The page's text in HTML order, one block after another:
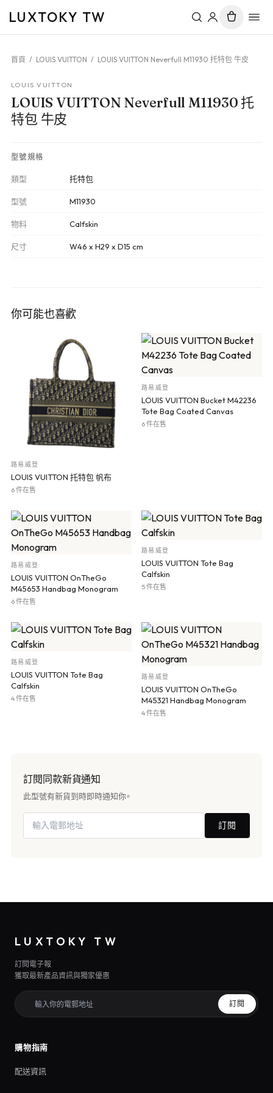
LUXTOKY TW
首頁 / LOUIS VUITTON / LOUIS VUITTON Neverfull M11930 托特包 牛皮
LOUIS VUITTON
LOUIS VUITTON Neverfull M11930 托
特包 牛皮
型號規格
類型 托特包
型號 M11930
物料 Calfskin
尺寸 W46 x H29 x D15 cm
你可能也喜歡
路易威登
LOUIS VUITTON 托特包 帆布
6 件在售
路易威登
LOUIS VUITTON Bucket M42236
Tote Bag Coated Canvas
6 件在售
路易威登
LOUIS VUITTON OnTheGo
M45653 Handbag Monogram
6 件在售
路易威登
LOUIS VUITTON Tote Bag
Calfskin
5 件在售
路易威登
LOUIS VUITTON Tote Bag
Calfskin
4 件在售
路易威登
LOUIS VUITTON OnTheGo
M45321 Handbag Monogram
4 件在售
訂閱同款新貨通知
此型號有新貨到時即時通知你。
訂閱
LUXTOKY TW
訂閱電子報
獲取最新產品資訊與獨家優惠
訂閱
購物指南
配送資訊